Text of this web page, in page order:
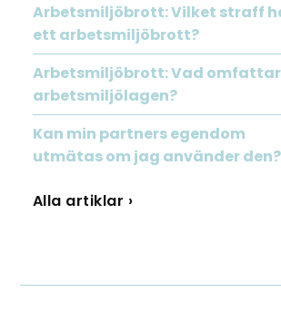
Arbetsmiljöbrott: Vilket straff
ett arbetsmiljöbrott?
Arbetsmiljöbrott: Vad omfattar
arbetsmiljölagen?
Kan min partners egendom
utmätas om jag använder den?
Alla artiklar ›